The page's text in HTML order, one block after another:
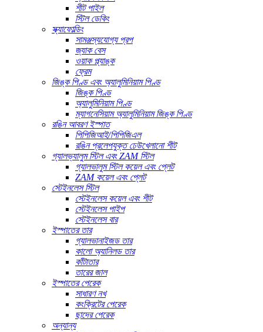
শীট পাইল
স্টিল ডেকিং
স্ক্যাফোল্ডিং
সামঞ্জস্যযোগ্য প্রপ
জ্যাক বেস
ওয়াক প্ল্যাঙ্ক
ফ্রেম
জিঙ্ক পিণ্ড এবং অ্যালুমিনিয়াম পিণ্ড
জিঙ্ক পিণ্ড
অ্যালুমিনিয়াম পিণ্ড
ম্যাগনেসিয়াম অ্যালুমিনিয়াম জিঙ্ক পিণ্ড
রঙিন আবরণ ইস্পাত
পিপিজিআই/পিপিজিএল
রঙিন প্রলেপযুক্ত ঢেউখেলানো শীট
গ্যালভ্যালুম স্টিল এবং ZAM স্টিল
গ্যালভালুম স্টিল কয়েল এবং প্লেট
ZAM কয়েল এবং প্লেট
স্টেইনলেস স্টিল
স্টেইনলেস কয়েল এবং শীট
স্টেইনলেস পাইপ
স্টেইনলেস বার
ইস্পাতের তার
গ্যালভানাইজড তার
কালো অ্যানিলড তার
কাঁটাতার
তারের জাল
ইস্পাতের পেরেক
সাধারণ নখ
কংক্রিটের পেরেক
ছাদের পেরেক
অন্যান্য